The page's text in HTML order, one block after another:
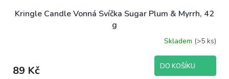
Kringle Candle Vonná Svíčka Sugar Plum & Myrrh, 42
g
Skladem (>5 ks)
89 Kč DO KOŠÍKU